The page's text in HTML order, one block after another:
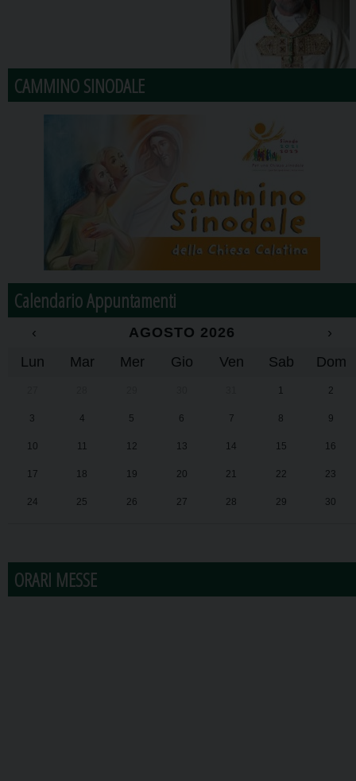
CAMMINO SINODALE
Calendario Appuntamenti
‹ AGOSTO 2026
›
Lun
Mar Mer Gio Ven Sab Dom
1 2
3 4 5 6 7 8 9
10 11 12 13 14 15 16
17 18 19 20 21 22 23
24 25 26 27 28 29 30
ORARI MESSE